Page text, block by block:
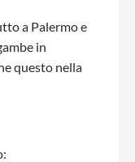
a Palermo e
in
questo nella